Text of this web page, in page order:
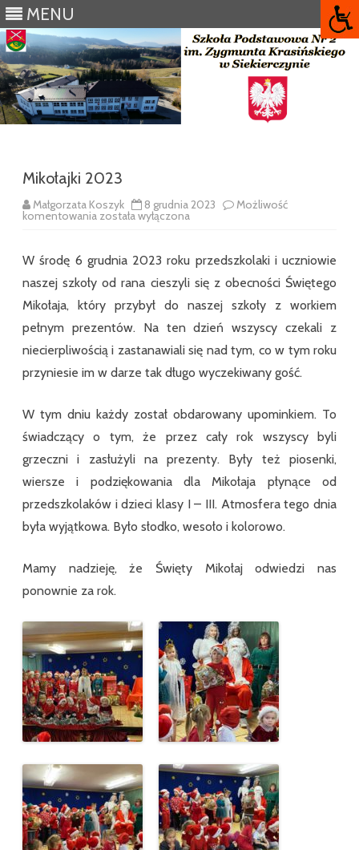
MENU
Mikołajki 2023
Małgorzata Koszyk 8 grudnia 2023 Możliwość
komentowania Mikołajki
została wyłączona
W środę 6 grudnia 2023 roku przedszkolaki i uczniowie
naszej szkoły od rana cieszyli się z obecności Świętego
Mikołaja, który przybył do naszej szkoły z workiem
pełnym prezentów. Na ten dzień wszyscy czekali z
niecierpliwością i zastanawiali się nad tym, co w tym roku
przyniesie im w darze tak długo wyczekiwany gość.
W tym dniu każdy został obdarowany upominkiem. To
świadczący o tym, że przez cały rok wszyscy byli
grzeczni i zasłużyli na prezenty. Były też piosenki,
wiersze i podziękowania dla Mikołaja płynące od
przedszkolaków i dzieci klasy I – III. Atmosfera tego dnia
była wyjątkowa. Było słodko, wesoło i kolorowo.
Mamy nadzieję, że Święty Mikołaj odwiedzi nas
ponownie za rok.